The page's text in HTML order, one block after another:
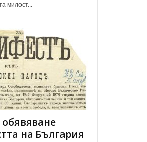
милост...
на България